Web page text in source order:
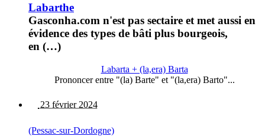
Labarthe
Gasconha.com n'est pas sectaire et met aussi en
évidence des types de bâti plus bourgeois,
en (…)
Labarta + (la,era) Barta
Prononcer entre "(la) Barte" et "(la,era) Barto"...
23 février 2024
(Pessac-sur-Dordogne)